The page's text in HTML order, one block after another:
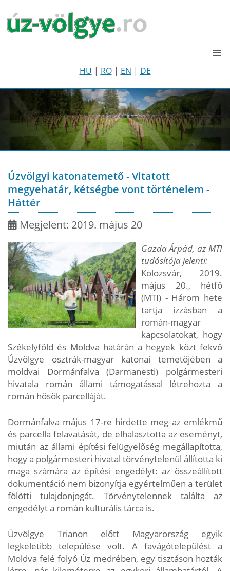
≡
HU | RO| EN | DE
Úzvölgyi katonatemető - Vitatott
megyehatár, kétségbe vont történelem -
Háttér
Megjelent: 2019. május 20
Gazda Árpád, az MTI
tudósítója jelenti:
Kolozsvár, 2019.
május 20., hétfő
(MTI) - Három hete
tartja izzásban a
román-magyar
kapcsolatokat, hogy
Székelyföld és Moldva határán a hegyek közt fekvő
Úzvölgye osztrák-magyar katonai temetőjében a
moldvai Dormánfalva (Darmanesti) polgármesteri
hivatala román állami támogatással létrehozta a
román hősök parcelláját.
Dormánfalva május 17-re hirdette meg az emlékmű
és parcella felavatását, de elhalasztotta az eseményt,
miután az állami építési felügyelőség megállapította,
hogy a polgármesteri hivatal törvénytelenül állította ki
maga számára az építési engedélyt: az összeállított
dokumentáció nem bizonyítja egyértelműen a terület
fölötti tulajdonjogát. Törvénytelennek találta az
engedélyt a román kulturális tárca is.
Úzvölgye Trianon előtt Magyarország egyik
legkeletibb települése volt. A favágótelepülést a
Moldva felé folyó Úz medrében, egy tisztáson hozták